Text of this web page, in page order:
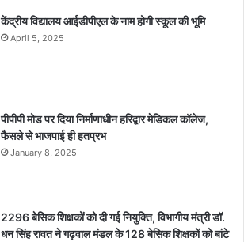
केंद्रीय विद्यालय आईडीपीएल के नाम होगी स्कूल की भूमि
April 5, 2025
पीपीपी मोड पर दिया निर्माणाधीन हरिद्वार मेडिकल कॉलेज,
फैसले से भाजपाई ही हतप्रभ
January 8, 2025
2296 बेसिक शिक्षकों को दी गई नियुक्ति, विभागीय मंत्री डॉ.
धन सिंह रावत ने गढ़वाल मंडल के 128 बेसिक शिक्षकों को बांटे